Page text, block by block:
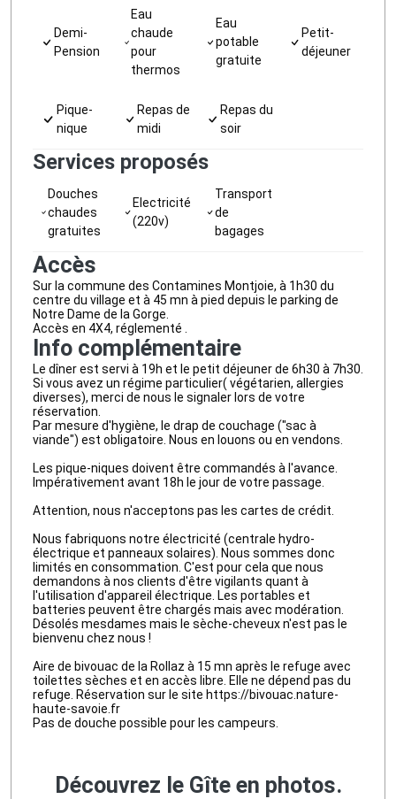
Demi-
Pension
Eau
chaude
pour
thermos
Eau
potable
gratuite
Petit-
déjeuner
Pique-
nique
Repas de
midi
Repas du
soir
Services proposés
Douches
chaudes
gratuites
Electricité
(220v)
Transport
de
bagages
Accès
Sur la commune des Contamines Montjoie, à 1h30 du
centre du village et à 45 mn à pied depuis le parking de
Notre Dame de la Gorge.
Accès en 4X4, réglementé .
Info complémentaire
Le dîner est servi à 19h et le petit déjeuner de 6h30 à 7h30.
Si vous avez un régime particulier( végétarien, allergies
diverses), merci de nous le signaler lors de votre
réservation.
Par mesure d'hygiène, le drap de couchage ("sac à
viande") est obligatoire. Nous en louons ou en vendons.
Les pique-niques doivent être commandés à l'avance.
Impérativement avant 18h le jour de votre passage.
Attention, nous n'acceptons pas les cartes de crédit.
Nous fabriquons notre électricité (centrale hydro-
électrique et panneaux solaires). Nous sommes donc
limités en consommation. C'est pour cela que nous
demandons à nos clients d'être vigilants quant à
l'utilisation d'appareil électrique. Les portables et
batteries peuvent être chargés mais avec modération.
Désolés mesdames mais le sèche-cheveux n'est pas le
bienvenu chez nous !
Aire de bivouac de la Rollaz à 15 mn après le refuge avec
toilettes sèches et en accès libre. Elle ne dépend pas du
refuge. Réservation sur le site https://bivouac.nature-
haute-savoie.fr
Pas de douche possible pour les campeurs.
Découvrez le Gîte en photos.